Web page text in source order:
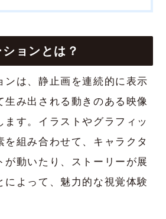
ョンとは？
ンは、静止画を連続的に表示
生み出される動きのある映像
ます。イラストやグラフィッ
を組み合わせて、キャラクタ
が動いたり、ストーリーが展
によって、魅力的な視覚体験